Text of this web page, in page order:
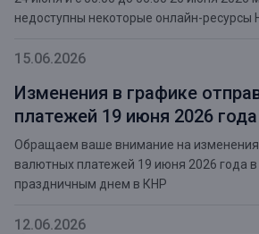
недоступны некоторые онлайн-ресурсы
15.06.2026
Изменения в графике
платежей 19 июня 2026 года
Обращаем ваше внимание на изменения
валютных платежей 19 июня 2026 года в
праздничным днем в КНР
12.06.2026